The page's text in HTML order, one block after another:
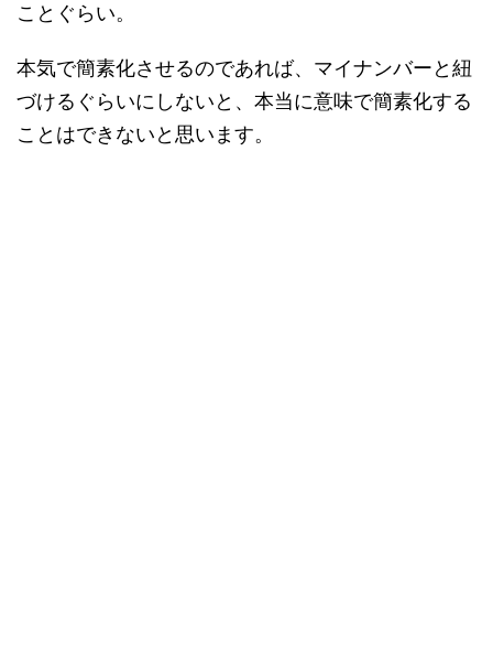
ことぐらい。
本気で簡素化させるのであれば、マイナンバーと紐
づけるぐらいにしないと、本当に意味で簡素化する
ことはできないと思います。